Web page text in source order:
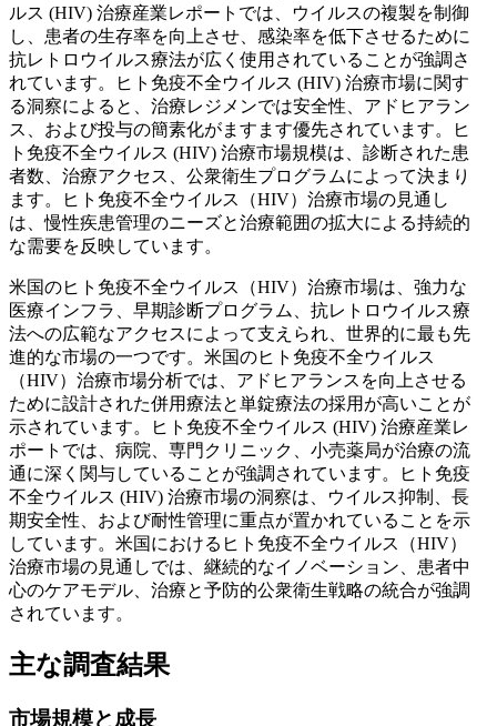
ルス (HIV) 治療産業レポートでは、ウイルスの複製を制御
し、患者の生存率を向上させ、感染率を低下させるために
抗レトロウイルス療法が広く使用されていることが強調さ
れています。ヒト免疫不全ウイルス (HIV) 治療市場に関す
る洞察によると、治療レジメンでは安全性、アドヒアラン
ス、および投与の簡素化がますます優先されています。ヒ
ト免疫不全ウイルス (HIV) 治療市場規模は、診断された患
者数、治療アクセス、公衆衛生プログラムによって決まり
ます。ヒト免疫不全ウイルス（HIV）治療市場の見通し
は、慢性疾患管理のニーズと治療範囲の拡大による持続的
な需要を反映しています。
米国のヒト免疫不全ウイルス（HIV）治療市場は、強力な
医療インフラ、早期診断プログラム、抗レトロウイルス療
法への広範なアクセスによって支えられ、世界的に最も先
進的な市場の一つです。米国のヒト免疫不全ウイルス
（HIV）治療市場分析では、アドヒアランスを向上させる
ために設計された併用療法と単錠療法の採用が高いことが
示されています。ヒト免疫不全ウイルス (HIV) 治療産業レ
ポートでは、病院、専門クリニック、小売薬局が治療の流
通に深く関与していることが強調されています。ヒト免疫
不全ウイルス (HIV) 治療市場の洞察は、ウイルス抑制、長
期安全性、および耐性管理に重点が置かれていることを示
しています。米国におけるヒト免疫不全ウイルス（HIV）
治療市場の見通しでは、継続的なイノベーション、患者中
心のケアモデル、治療と予防的公衆衛生戦略の統合が強調
されています。
主な調査結果
市場規模と成長